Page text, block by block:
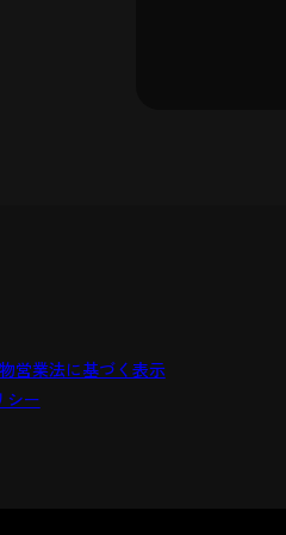
営業法に基づく表示
シー